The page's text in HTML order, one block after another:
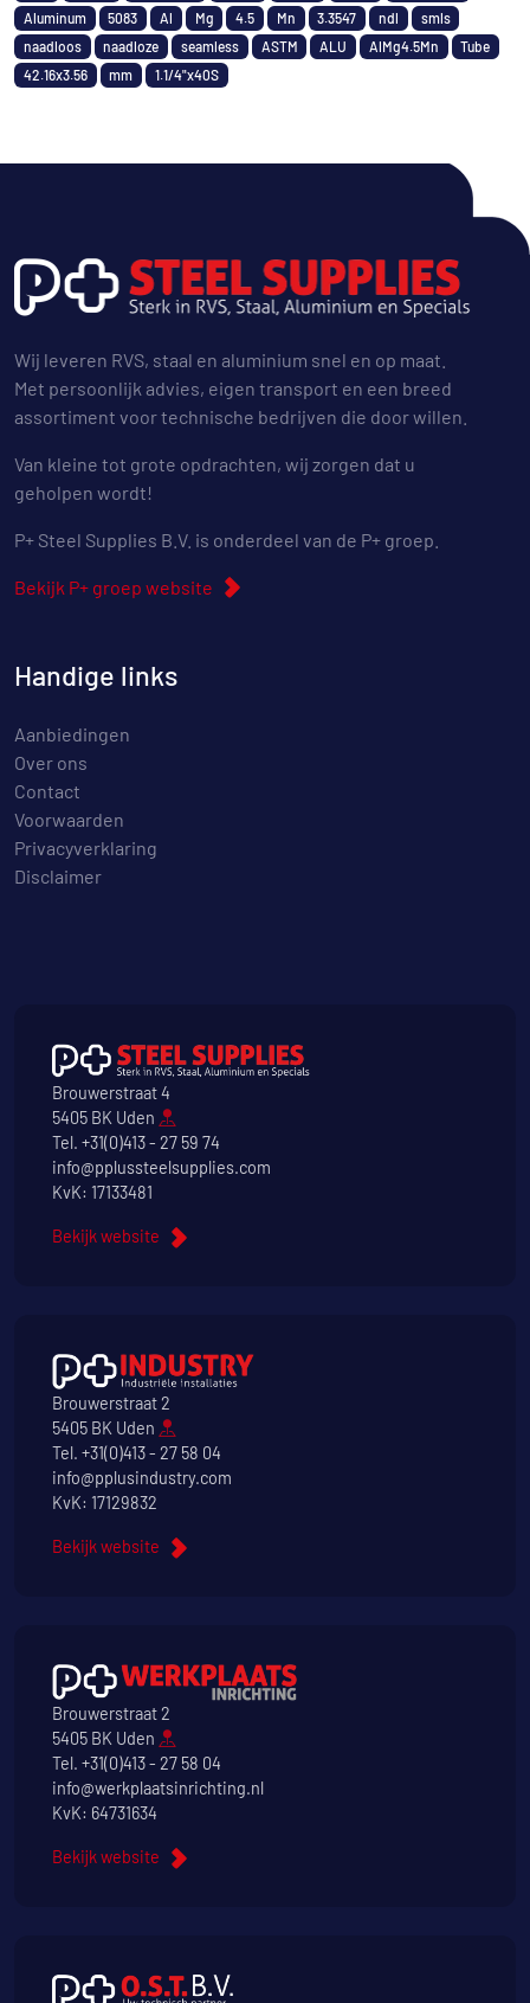
Aluminum
5083 Al Mg 4.5 Mn 3.3547 ndl
smls
naadloos
naadloze seamless ASTM ALU AlMg4.5Mn
Tube
42.16x3.56
mm 1.1/4"x40S
Wij leveren RVS, staal en aluminium snel en op maat.
Met persoonlijk advies, eigen transport en een breed
assortiment voor technische bedrijven die door willen.
Van kleine tot grote opdrachten, wij zorgen dat u
geholpen wordt!
P+ Steel Supplies B.V. is onderdeel van de P+ groep.
Bekijk P+ groep website
Handige links
Aanbiedingen
Over ons
Contact
Voorwaarden
Privacyverklaring
Disclaimer
Brouwerstraat 4
5405 BK Uden
Tel. +31(0)413 - 27 59 74
info@pplussteelsupplies.com
KvK: 17133481
Bekijk website
Brouwerstraat 2
5405 BK Uden
Tel. +31(0)413 - 27 58 04
info@pplusindustry.com
KvK: 17129832
Bekijk website
Brouwerstraat 2
5405 BK Uden
Tel. +31(0)413 - 27 58 04
info@werkplaatsinrichting.nl
KvK: 64731634
Bekijk website